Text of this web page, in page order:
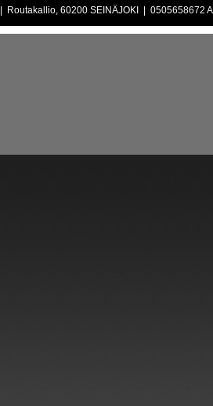
| Routakallio, 60200 SEINÄJOKI | 0505658672